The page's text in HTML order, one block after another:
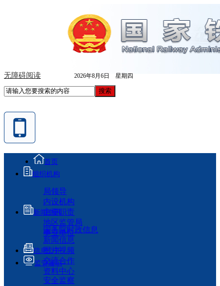
无障碍阅读 2026年8月6日 星期四
首页
组织机构
局领导
内设机构
主要职责
地区监管局
事业单位
新闻资讯
国务院时政信息
新闻信息
图片视频
交流合作
资料中心
信息公开
监管履职
安全监察